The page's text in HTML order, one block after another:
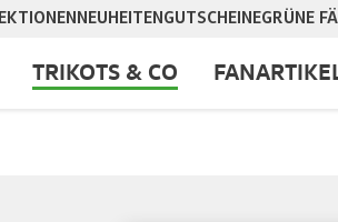
NEUHEITENGUTSCHEINEGRÜNE
TRIKOTS & CO